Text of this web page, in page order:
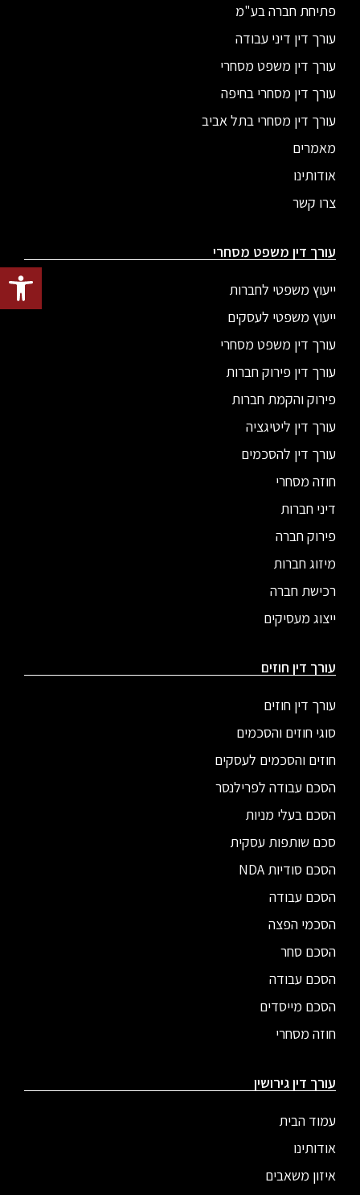
פתח
פתיחת חברה בע"מ
עורך דין דיני עבודה
עורך דין משפט מסחרי
עורך דין מסחרי בחיפה
עורך דין מסחרי בתל אביב
מאמרים
אודותינו
צרו קשר
עורך דין משפט מסחרי
ייעוץ משפטי לחברות
ייעוץ משפטי לעסקים
עורך דין משפט מסחרי
עורך דין פירוק חברות
פירוק והקמת חברות
עורך דין ליטיגציה
עורך דין להסכמים
חוזה מסחרי
דיני חברות
פירוק חברה
מיזוג חברות
רכישת חברה
ייצוג מעסיקים
עורך דין חוזים
עורך דין חוזים
סוגי חוזים והסכמים
חוזים והסכמים לעסקים
הסכם עבודה לפרילנסר
הסכם בעלי מניות
סכם שותפות עסקית
הסכם סודיות NDA
הסכם עבודה
הסכמי הפצה
הסכם סחר
הסכם עבודה
הסכם מייסדים
חוזה מסחרי
עורך דין גירושין
עמוד הבית
אודותינו
איזון משאבים